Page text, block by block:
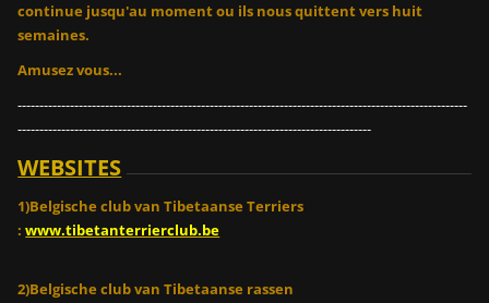
continue jusqu'au moment ou ils nous quittent vers huit
semaines.
Amusez vous...
-------------------------------------------------------------------------------------------------------
---------------------------------------------------------------------------------
WEBSITES
1)Belgische club van Tibetaanse Terriers
:www.tibetanterrierclub.be
2)Belgische club van Tibetaanse rassen